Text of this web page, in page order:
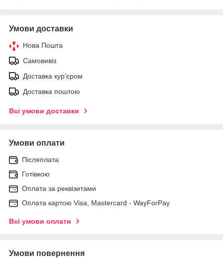
Умови доставки
Нова Пошта
Самовивіз
Доставка кур'єром
Доставка поштою
Всі умови доставки
Умови оплати
Післяплата
Готівкою
Оплата за реквізитами
Оплата картою Visa, Mastercard - WayForPay
Всі умови оплати
Умови повернення